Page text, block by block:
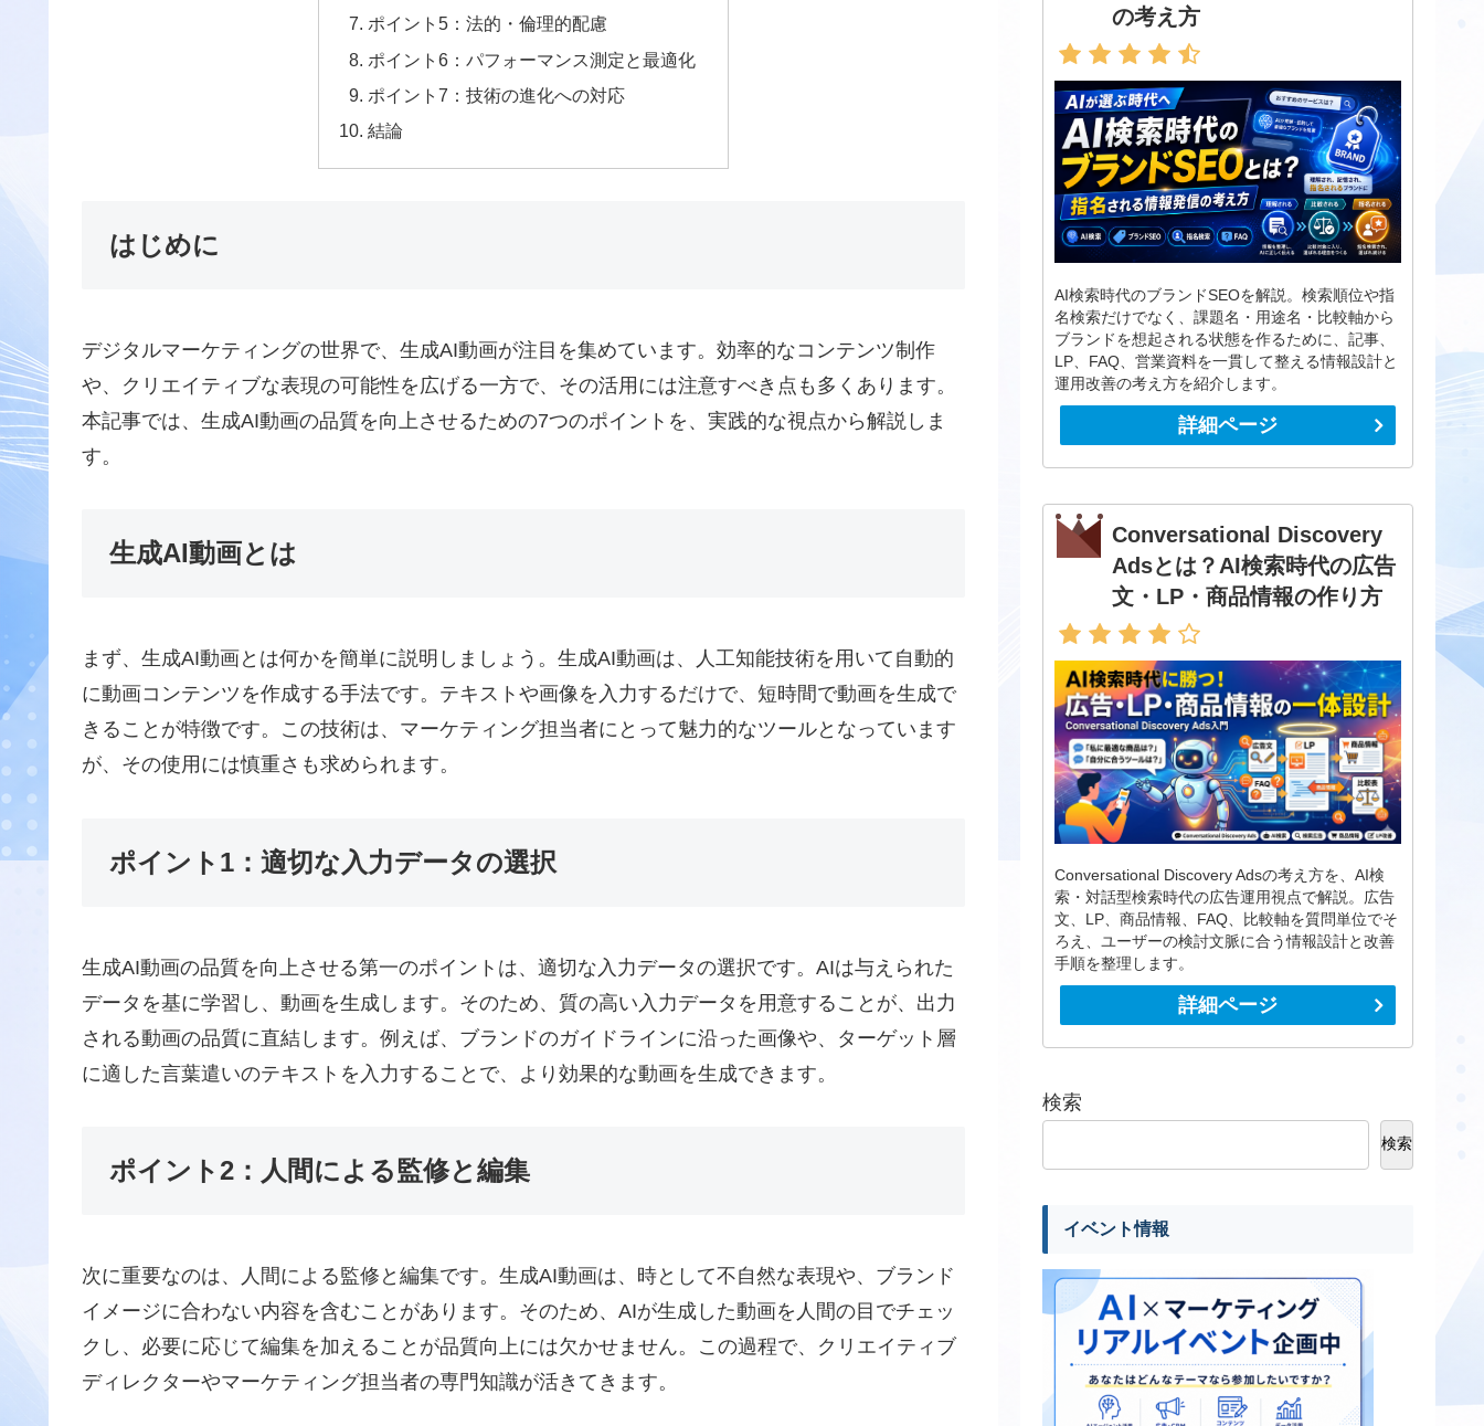
ポイント5：法的・倫理的配慮
ポイント6：パフォーマンス測定と最適化
ポイント7：技術の進化への対応
結論
はじめに
デジタルマーケティングの世界で、生成AI動画が注目を集めています。効率的なコンテンツ制作
や、クリエイティブな表現の可能性を広げる一方で、その活用には注意すべき点も多くあります。
本記事では、生成AI動画の品質を向上させるための7つのポイントを、実践的な視点から解説しま
す。
生成AI動画とは
まず、生成AI動画とは何かを簡単に説明しましょう。生成AI動画は、人工知能技術を用いて自動的
に動画コンテンツを作成する手法です。テキストや画像を入力するだけで、短時間で動画を生成で
きることが特徴です。この技術は、マーケティング担当者にとって魅力的なツールとなっています
が、その使用には慎重さも求められます。
ポイント1：適切な入力データの選択
生成AI動画の品質を向上させる第一のポイントは、適切な入力データの選択です。AIは与えられた
データを基に学習し、動画を生成します。そのため、質の高い入力データを用意することが、出力
される動画の品質に直結します。例えば、ブランドのガイドラインに沿った画像や、ターゲット層
に適した言葉遣いのテキストを入力することで、より効果的な動画を生成できます。
ポイント2：人間による監修と編集
次に重要なのは、人間による監修と編集です。生成AI動画は、時として不自然な表現や、ブランド
イメージに合わない内容を含むことがあります。そのため、AIが生成した動画を人間の目でチェッ
クし、必要に応じて編集を加えることが品質向上には欠かせません。この過程で、クリエイティブ
ディレクターやマーケティング担当者の専門知識が活きてきます。
の考え方
AI検索時代のブランドSEOを解説。検索順位や指
名検索だけでなく、課題名・用途名・比較軸から
ブランドを想起される状態を作るために、記事、
LP、FAQ、営業資料を一貫して整える情報設計と
運用改善の考え方を紹介します。
詳細ページ
Conversational Discovery
Adsとは？AI検索時代の広告
文・LP・商品情報の作り方
Conversational Discovery Adsの考え方を、AI検
索・対話型検索時代の広告運用視点で解説。広告
文、LP、商品情報、FAQ、比較軸を質問単位でそ
ろえ、ユーザーの検討文脈に合う情報設計と改善
手順を整理します。
詳細ページ
検索
検索
イベント情報